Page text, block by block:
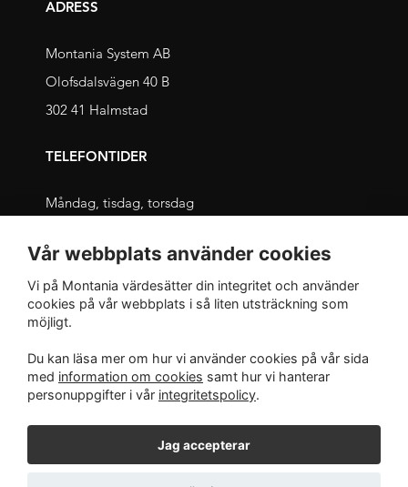
ADRESS
Montania System AB
Olofsdalsvägen 40 B
302 41 Halmstad
TELEFONTIDER
Måndag, tisdag, torsdag
Onsdag, fredag
09.00 – 12.00 och 13.00 – 16.00
INTEGRITET
Integritetspolicy
Vår webbplats använder cookies
Vi på Montania värdesätter din integritet och använder
cookies på vår webbplats i så liten utsträckning som
möjligt.
Du kan läsa mer om hur vi använder cookies på vår sida
med information om cookies samt hur vi hanterar
personuppgifter i vår integritetspolicy.
Jag accepterar